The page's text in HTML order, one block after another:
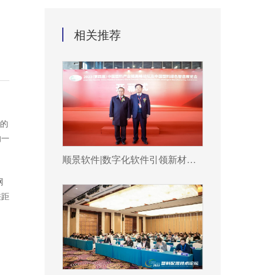
相关推荐
顺景软件|数字化软件引领新材料产业绿色智造新篇章